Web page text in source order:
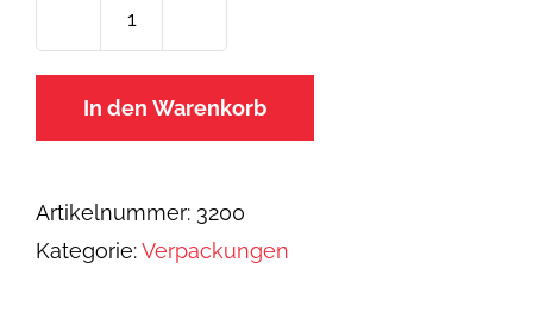
/
Schaumfolie
PE
weiß
In den Warenkorb
Artikelnummer: 3200
Kategorie:Verpackungen